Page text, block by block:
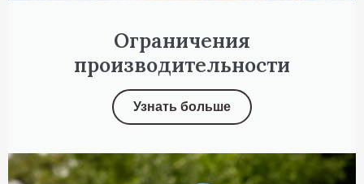
Ограничения
производительности
Узнать больше